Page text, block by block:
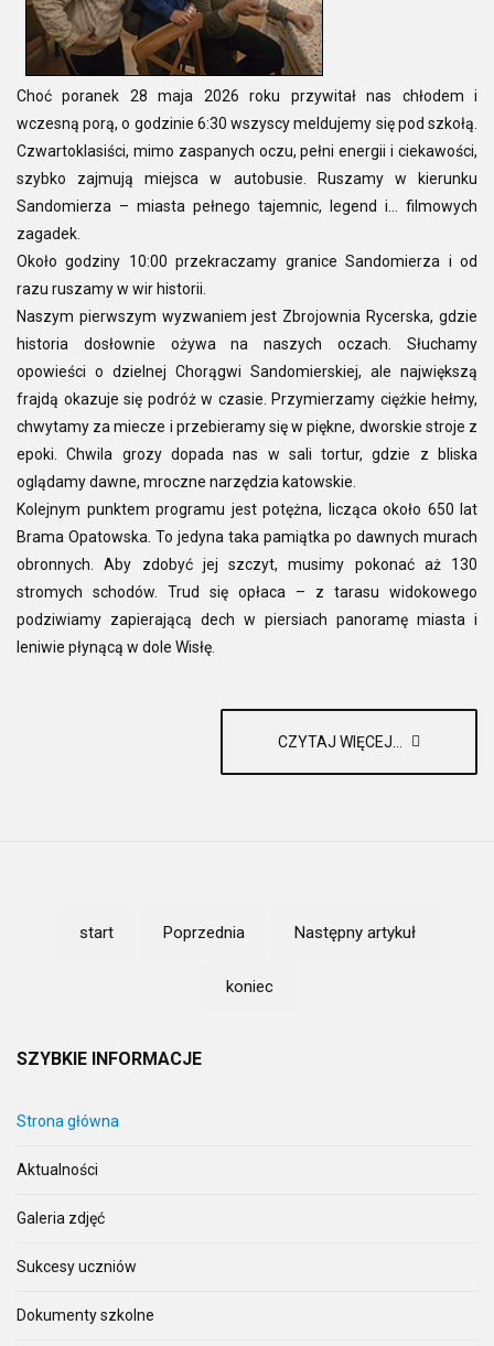
Choć poranek 28 maja 2026 roku przywitał nas chłodem i
wczesną porą, o godzinie 6:30 wszyscy meldujemy się pod szkołą.
Czwartoklasiści, mimo zaspanych oczu, pełni energii i ciekawości,
szybko zajmują miejsca w autobusie. Ruszamy w kierunku
Sandomierza – miasta pełnego tajemnic, legend i... filmowych
zagadek.
Około godziny 10:00 przekraczamy granice Sandomierza i od
razu ruszamy w wir historii.
Naszym pierwszym wyzwaniem jest Zbrojownia Rycerska, gdzie
historia dosłownie ożywa na naszych oczach. Słuchamy
opowieści o dzielnej Chorągwi Sandomierskiej, ale największą
frajdą okazuje się podróż w czasie. Przymierzamy ciężkie hełmy,
chwytamy za miecze i przebieramy się w piękne, dworskie stroje z
epoki. Chwila grozy dopada nas w sali tortur, gdzie z bliska
oglądamy dawne, mroczne narzędzia katowskie.
Kolejnym punktem programu jest potężna, licząca około 650 lat
Brama Opatowska. To jedyna taka pamiątka po dawnych murach
obronnych. Aby zdobyć jej szczyt, musimy pokonać aż 130
stromych schodów. Trud się opłaca – z tarasu widokowego
podziwiamy zapierającą dech w piersiach panoramę miasta i
leniwie płynącą w dole Wisłę.
CZYTAJ WIĘCEJ...
start Poprzednia Następny artykuł
koniec
SZYBKIE INFORMACJE
Strona główna
Aktualności
Galeria zdjęć
Sukcesy uczniów
Dokumenty szkolne